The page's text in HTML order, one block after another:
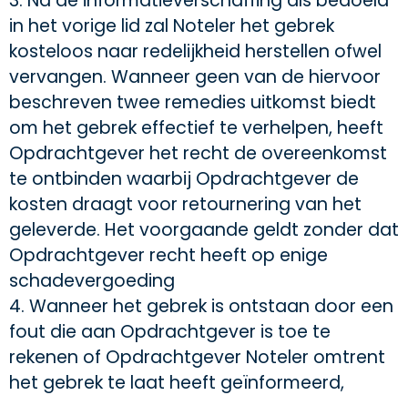
in het vorige lid zal Noteler het gebrek
kosteloos naar redelijkheid herstellen ofwel
vervangen. Wanneer geen van de hiervoor
beschreven twee remedies uitkomst biedt
om het gebrek effectief te verhelpen, heeft
Opdrachtgever het recht de overeenkomst
te ontbinden waarbij Opdrachtgever de
kosten draagt voor retournering van het
geleverde. Het voorgaande geldt zonder dat
Opdrachtgever recht heeft op enige
schadevergoeding
4. Wanneer het gebrek is ontstaan door een
fout die aan Opdrachtgever is toe te
rekenen of Opdrachtgever Noteler omtrent
het gebrek te laat heeft geïnformeerd,